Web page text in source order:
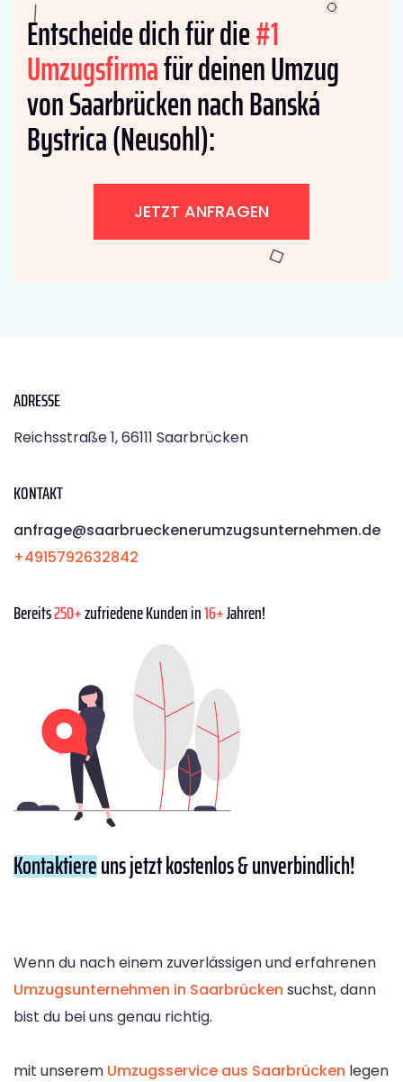
Entscheide dich für die#1
Umzugsfirmafür deinen Umzug
von Saarbrücken nach Banská
Bystrica (Neusohl):
JETZT ANFRAGEN
ADRESSE
Reichsstraße 1, 66111 Saarbrücken
KONTAKT
anfrage@saarbrueckenerumzugsunternehmen.de
+4915792632842
Bereits250+zufriedene Kunden in16+Jahren!
Kontaktiereuns jetzt kostenlos & unverbindlich!
Wenn du nach einem zuverlässigen und erfahrenen
Umzugsunternehmen in Saarbrücken suchst, dann
bist du bei uns genau richtig.
mit unserem Umzugsservice aus Saarbrücken legen